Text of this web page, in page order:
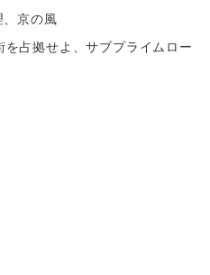
、京の風
占拠せよ、サブプライムロー